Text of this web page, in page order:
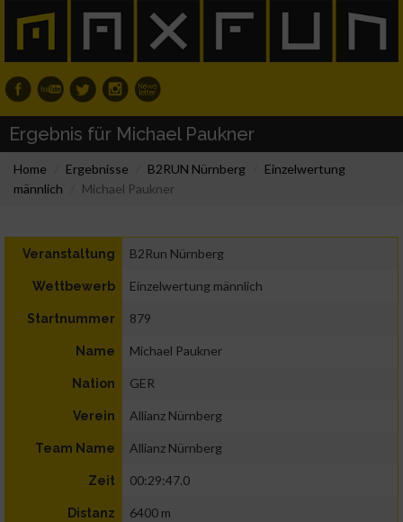
Ergebnis für Michael Paukner
Home Ergebnisse B2RUN Nürnberg
Einzelwertung
männlich
Michael Paukner
Veranstaltung B2Run Nürnberg
Wettbewerb Einzelwertung männlich
Startnummer 879
Name Michael Paukner
Nation GER
Verein Allianz Nürnberg
Team Name Allianz Nürnberg
Zeit 00:29:47.0
Distanz 6400 m